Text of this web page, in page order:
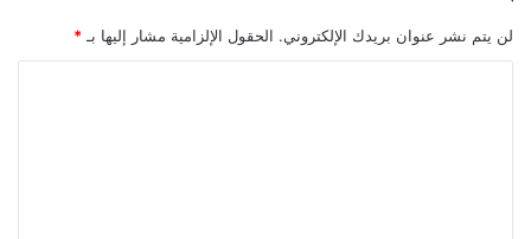
لن يتم نشر عنوان بريدك الإلكتروني. الحقول الإلزامية مشار إليها بـ *